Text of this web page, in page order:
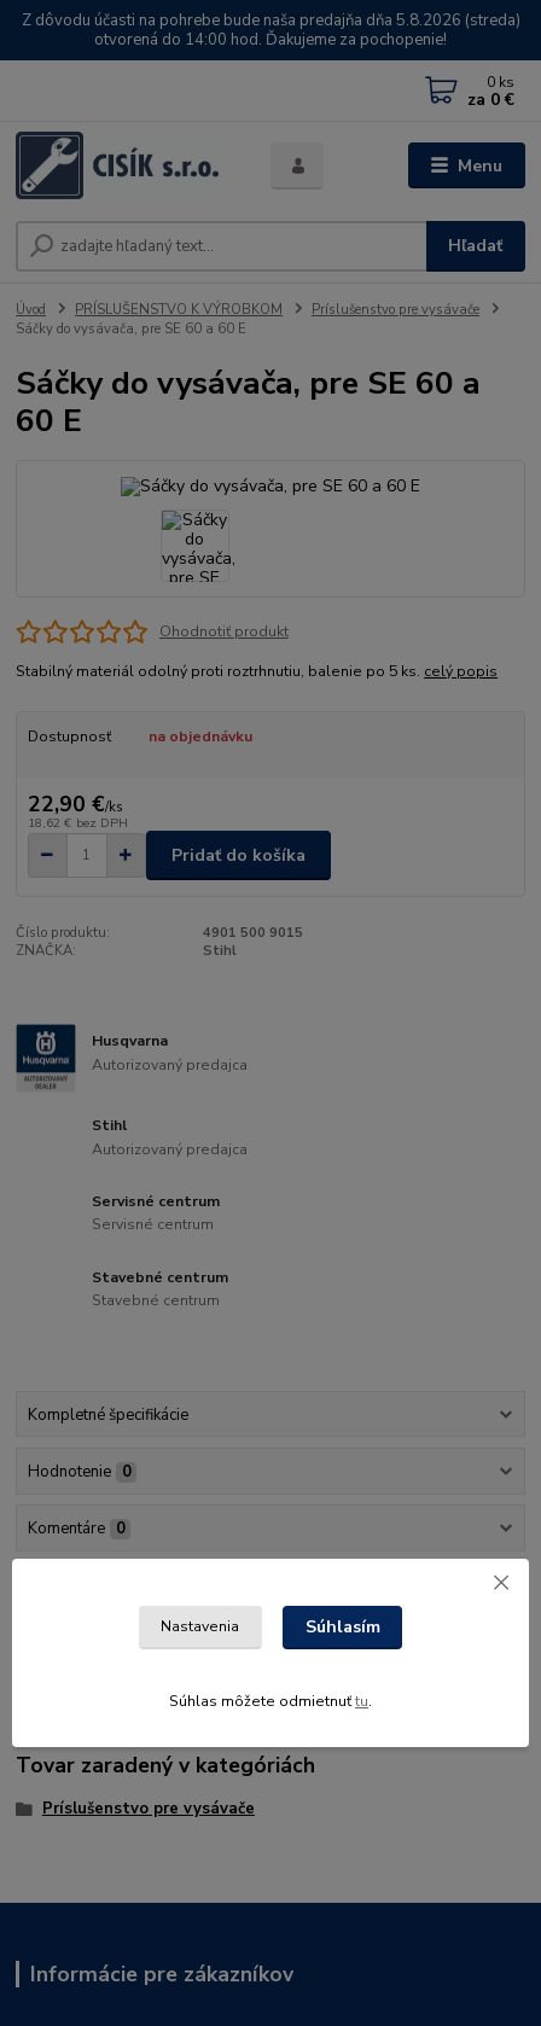
Z dôvodu účasti na pohrebe bude naša predajňa dňa 5.8.2026 (streda)
otvorená do 14:00 hod. Ďakujeme za pochopenie!
Menu
Hľadať
0 ks
za 0 €
Úvod PRÍSLUŠENSTVO K VÝROBKOM
Príslušenstvo pre vysávače
Sáčky do vysávača, pre SE 60 a 60 E
Sáčky do vysávača, pre SE 60 a
60 E
Ohodnotiť produkt
Stabilný materiál odolný proti roztrhnutiu, balenie po 5 ks. celý popis
Dostupnosť na objednávku
22,90 €/ks
18,62 € bez DPH
Pridať do košíka
Číslo produktu:
4901 500 9015
ZNAČKA:
Stihl
Husqvarna
Autorizovaný predajca
Stihl
Autorizovaný predajca
Servisné centrum
Servisné centrum
Stavebné centrum
Stavebné centrum
Kompletné špecifikácie
Hodnotenie 0
Komentáre 0
Kompletné špecifikácie
Stabilný materiál odolný proti roztrhnutiu, balenie po 5 ks.
Tovar zaradený v kategóriách
Príslušenstvo pre vysávače
Informácie pre zákazníkov
Nastavenia Súhlasím
Súhlas môžete odmietnuťtu.